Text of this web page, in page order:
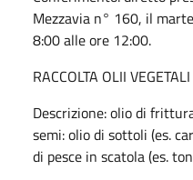
Mezzavia n° 160, il
8:00 alle ore 12:00.
RACCOLTA OLII VEGETALI
Descrizione: olio di
semi: olio di sottoli (es.
di pesce in scatola (es.